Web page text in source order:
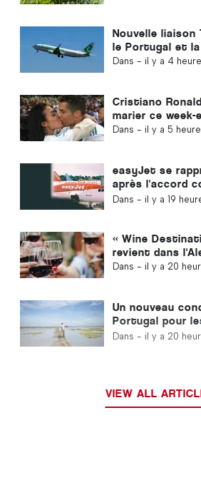
Nouvelle liaison
le Portugal et la
Dans - il y a 4
Cristiano
marier ce week-
Dans - il y a 5
easyJet se
après l'accord
Apollo
Dans - il y a 19
« Wine
revient dans
Dans - il y a 20
Un nouveau
Portugal pour
climatiques
Dans - il y a 20
VIEW ALL